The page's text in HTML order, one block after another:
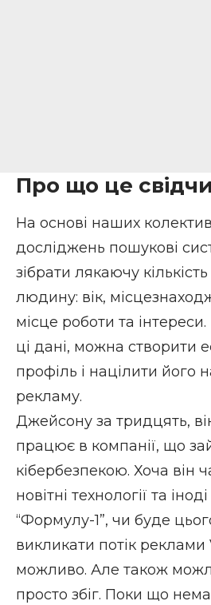
Про що це
На основі наших
досліджень пошукові
зібрати лякаючу
людину: вік,
місце роботи та
ці дані, можна створити
профіль і націлити його
рекламу.
Джейсону за тридцять,
працює в компанії, що
кібербезпекою. Хоча він
новітні технології та
“Формулу-1”, чи буде
викликати потік реклами
можливо. Але також
просто збіг. Поки що